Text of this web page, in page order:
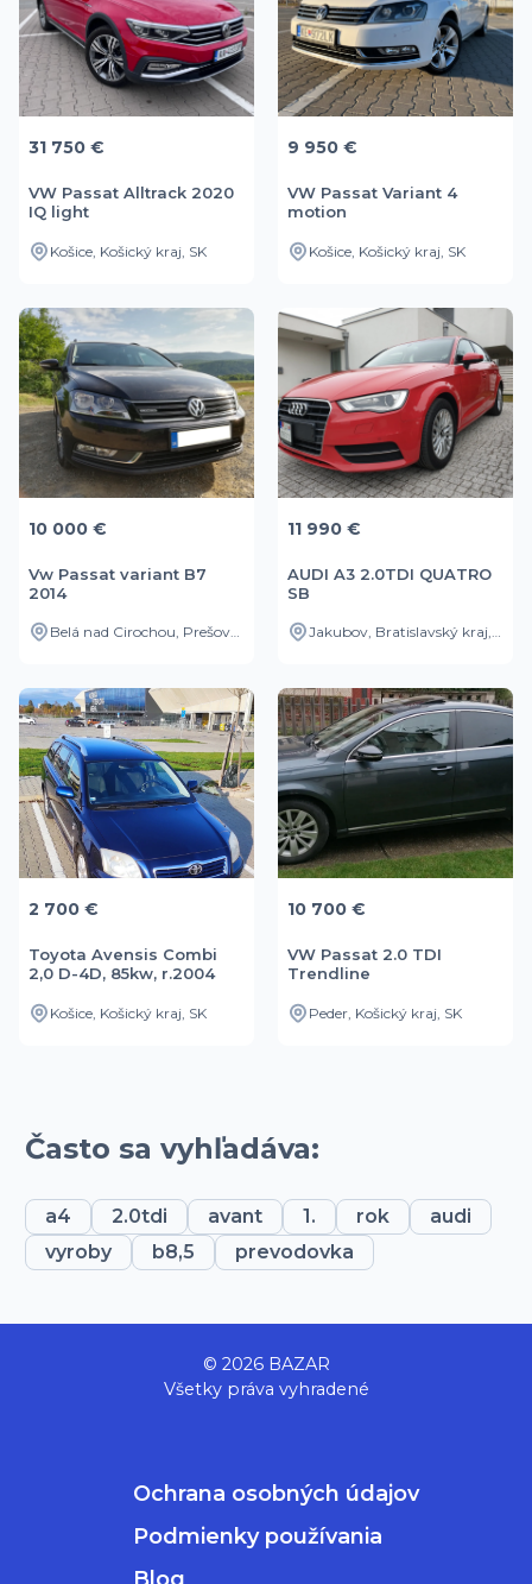
31 750 €
VW Passat Alltrack 2020
IQ light
Košice, Košický kraj, SK
9 950 €
VW Passat Variant 4
motion
Košice, Košický kraj, SK
10 000 €
Vw Passat variant B7
2014
Belá nad Cirochou, Prešovský kraj, SK
11 990 €
AUDI A3 2.0TDI QUATRO
SB
Jakubov, Bratislavský kraj, SK
2 700 €
Toyota Avensis Combi
2,0 D-4D, 85kw, r.2004
Košice, Košický kraj, SK
10 700 €
VW Passat 2.0 TDI
Trendline
Peder, Košický kraj, SK
Často sa vyhľadáva:
a4 2.0tdi avant 1. rok
audi
vyroby
b8,5 prevodovka
© 2026 BAZAR
Všetky práva vyhradené
Ochrana osobných údajov
Podmienky používania
Blog